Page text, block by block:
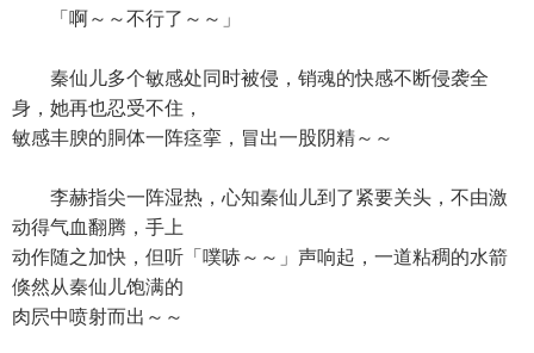
「啊～～不行了～～」
秦仙儿多个敏感处同时被侵，销魂的快感不断侵袭全
身，她再也忍受不住，
敏感丰腴的胴体一阵痉挛，冒出一股阴精～～
李赫指尖一阵湿热，心知秦仙儿到了紧要关头，不由激
动得气血翻腾，手上
动作随之加快，但听「噗哧～～」声响起，一道粘稠的水箭
倏然从秦仙儿饱满的
肉屄中喷射而出～～